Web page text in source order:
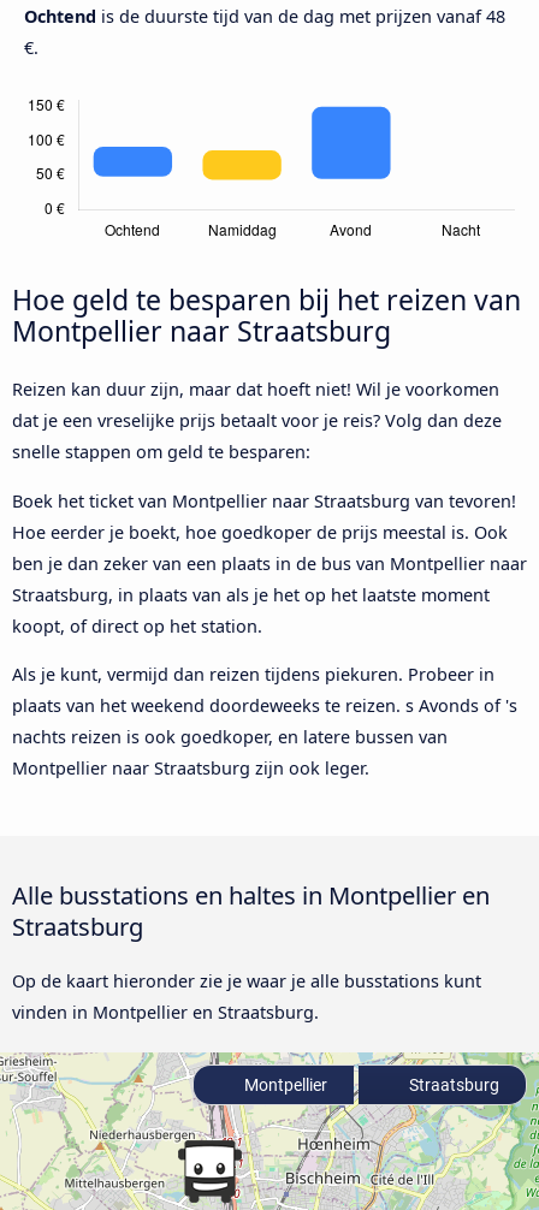
Ochtend is de duurste tijd van de dag met prijzen vanaf 48
€.
Hoe geld te besparen bij het reizen van
Montpellier naar Straatsburg
Reizen kan duur zijn, maar dat hoeft niet! Wil je voorkomen
dat je een vreselijke prijs betaalt voor je reis? Volg dan deze
snelle stappen om geld te besparen:
Boek het ticket van Montpellier naar Straatsburg van tevoren!
Hoe eerder je boekt, hoe goedkoper de prijs meestal is. Ook
ben je dan zeker van een plaats in de bus van Montpellier naar
Straatsburg, in plaats van als je het op het laatste moment
koopt, of direct op het station.
Als je kunt, vermijd dan reizen tijdens piekuren. Probeer in
plaats van het weekend doordeweeks te reizen. s Avonds of 's
nachts reizen is ook goedkoper, en latere bussen van
Montpellier naar Straatsburg zijn ook leger.
Alle busstations en haltes in Montpellier en
Straatsburg
Op de kaart hieronder zie je waar je alle busstations kunt
vinden in Montpellier en Straatsburg.
Montpellier Straatsburg